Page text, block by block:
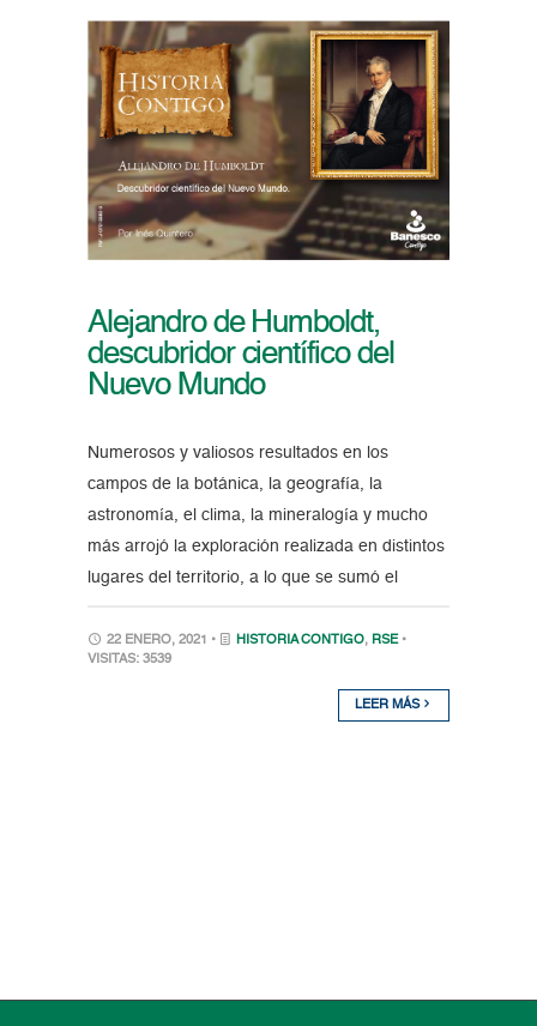
Alejandro de Humboldt,
descubridor científico del
Nuevo Mundo
Numerosos y valiosos resultados en los
campos de la botánica, la geografía, la
astronomía, el clima, la mineralogía y mucho
más arrojó la exploración realizada en distintos
lugares del territorio, a lo que se sumó el
22 ENERO, 2021 • HISTORIA CONTIGO, RSE •
VISITAS: 3539
LEER MÁS